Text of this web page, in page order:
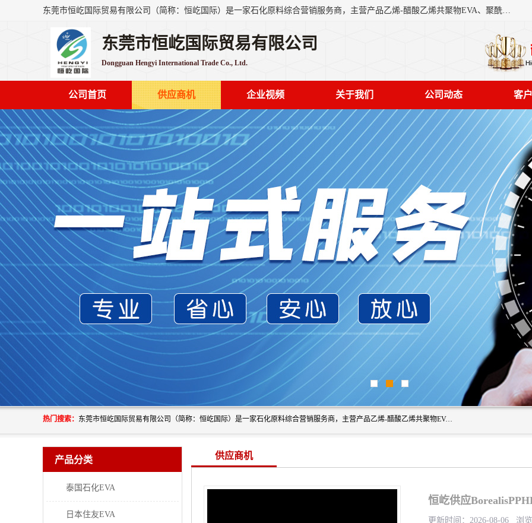
东莞市恒屹国际贸易有限公司（简称：恒屹国际）是一家石化原料综合营销服务商，主营产品乙烯-醋酸乙烯共聚物EVA、聚酰胺PA（尼龙）、醚酯型热塑弹性体TPEE等，公司秉承以市场为导向的战略思想，致力于大宗石化原料在中国市场的营销服务业务，为客户提供一站式的全面服务。
东莞市恒屹国际贸易有限公司
Dongguan Hengyi International Trade Co., Ltd.
公司首页 供应商机 企业视频 关于我们 公司动态 客
热门搜索： 东莞市恒屹国际贸易有限公司（简称：恒屹国际）是一家石化原料综合营销服务商，主营产品乙烯-醋酸乙烯共聚物EVA、聚酰胺PA（尼龙）、醚酯型热塑弹性体TPEE等，公司秉承以市场为导向的战略思想，致力于大宗石化原料在中国市场的营销服务业务，为客户提供一站式的全面服务。
产品分类
泰国石化EVA
日本住友EVA
供应商机
恒屹供应
更新时间：2026-08-06 浏